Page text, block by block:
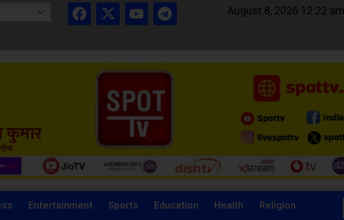
August 8, 2026 12:22 am
Entertainment Sports Education Health
Religion